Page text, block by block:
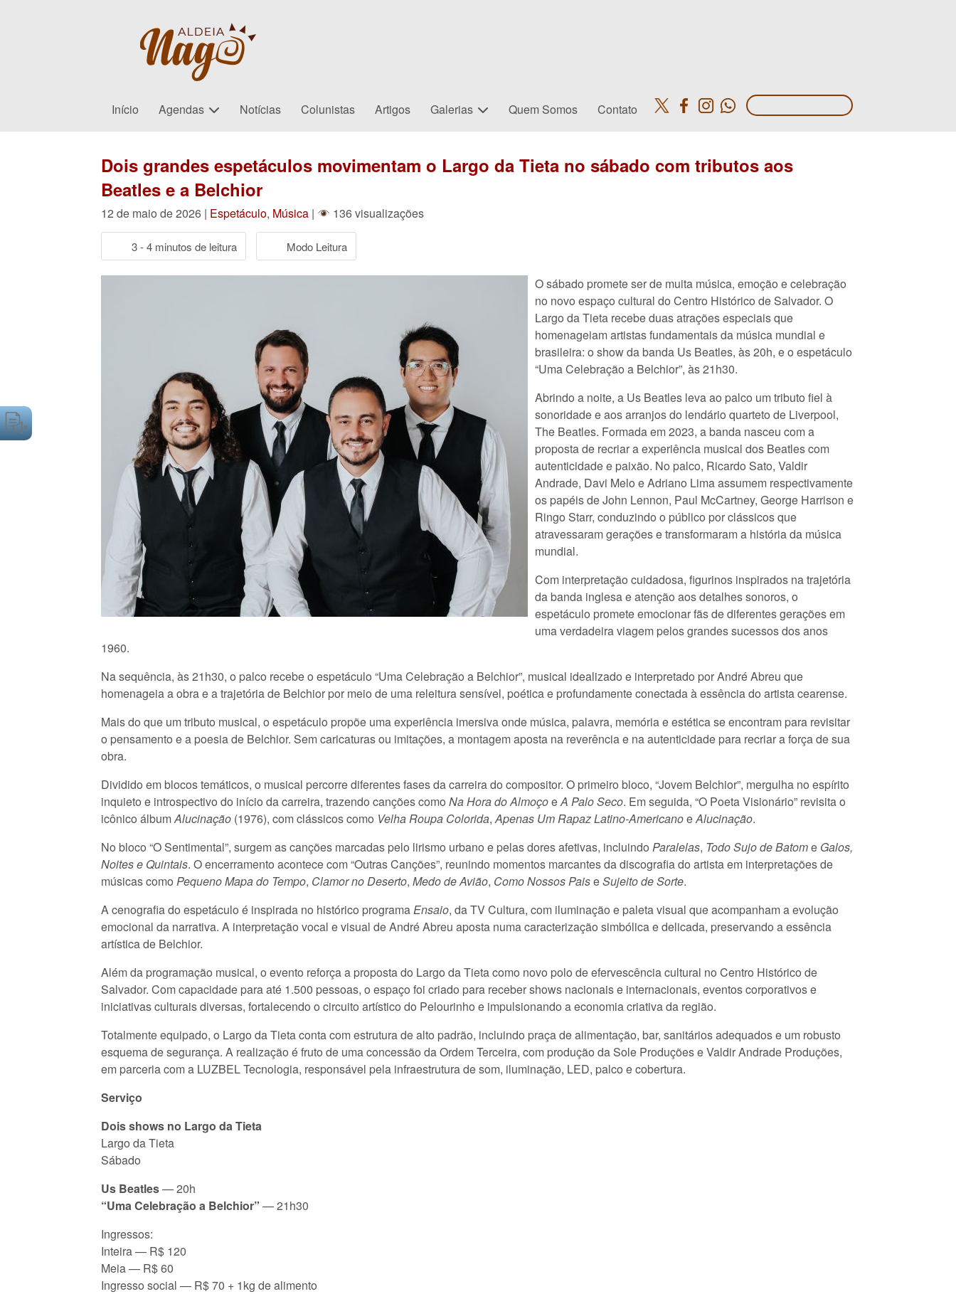
Início Agendas Notícias Colunistas Artigos Galerias Quem Somos Contato
Dois grandes espetáculos movimentam o Largo da Tieta no sábado com tributos aos
Beatles e a Belchior
12 de maio de 2026 | Espetáculo, Música | 136 visualizações
3 - 4 minutos de leitura Modo Leitura
O sábado promete ser de muita música, emoção e celebração
no novo espaço cultural do Centro Histórico de Salvador. O
Largo da Tieta recebe duas atrações especiais que
homenageiam artistas fundamentais da música mundial e
brasileira: o show da banda Us Beatles, às 20h, e o espetáculo
“Uma Celebração a Belchior”, às 21h30.
Abrindo a noite, a Us Beatles leva ao palco um tributo fiel à
sonoridade e aos arranjos do lendário quarteto de Liverpool,
The Beatles. Formada em 2023, a banda nasceu com a
proposta de recriar a experiência musical dos Beatles com
autenticidade e paixão. No palco, Ricardo Sato, Valdir
Andrade, Davi Melo e Adriano Lima assumem respectivamente
os papéis de John Lennon, Paul McCartney, George Harrison e
Ringo Starr, conduzindo o público por clássicos que
atravessaram gerações e transformaram a história da música
mundial.
Com interpretação cuidadosa, figurinos inspirados na trajetória
da banda inglesa e atenção aos detalhes sonoros, o
espetáculo promete emocionar fãs de diferentes gerações em
uma verdadeira viagem pelos grandes sucessos dos anos
1960.
Na sequência, às 21h30, o palco recebe o espetáculo “Uma Celebração a Belchior”, musical idealizado e interpretado por André Abreu que
homenageia a obra e a trajetória de Belchior por meio de uma releitura sensível, poética e profundamente conectada à essência do artista cearense.
Mais do que um tributo musical, o espetáculo propõe uma experiência imersiva onde música, palavra, memória e estética se encontram para revisitar
o pensamento e a poesia de Belchior. Sem caricaturas ou imitações, a montagem aposta na reverência e na autenticidade para recriar a força de sua
obra.
Dividido em blocos temáticos, o musical percorre diferentes fases da carreira do compositor. O primeiro bloco, “Jovem Belchior”, mergulha no espírito
inquieto e introspectivo do início da carreira, trazendo canções como Na Hora do AlmoçoeA Palo Seco. Em seguida, “O Poeta Visionário” revisita o
icônico álbumAlucinação (1976), com clássicos como Velha Roupa Colorida,Apenas Um Rapaz Latino-AmericanoeAlucinação.
No bloco “O Sentimental”, surgem as canções marcadas pelo lirismo urbano e pelas dores afetivas, incluindo Paralelas, Todo Sujo de Batome Galos,
Noites e Quintais. O encerramento acontece com “Outras Canções”, reunindo momentos marcantes da discografia do artista em interpretações de
músicas como Pequeno Mapa do Tempo, Clamor no Deserto, Medo de Avião, Como Nossos PaiseSujeito de Sorte.
A cenografia do espetáculo é inspirada no histórico programaEnsaio, da TV Cultura, com iluminação e paleta visual que acompanham a evolução
emocional da narrativa. A interpretação vocal e visual de André Abreu aposta numa caracterização simbólica e delicada, preservando a essência
artística de Belchior.
Além da programação musical, o evento reforça a proposta do Largo da Tieta como novo polo de efervescência cultural no Centro Histórico de
Salvador. Com capacidade para até 1.500 pessoas, o espaço foi criado para receber shows nacionais e internacionais, eventos corporativos e
iniciativas culturais diversas, fortalecendo o circuito artístico do Pelourinho e impulsionando a economia criativa da região.
Totalmente equipado, o Largo da Tieta conta com estrutura de alto padrão, incluindo praça de alimentação, bar, sanitários adequados e um robusto
esquema de segurança. A realização é fruto de uma concessão da Ordem Terceira, com produção da Sole Produções e Valdir Andrade Produções,
em parceria com a LUZBEL Tecnologia, responsável pela infraestrutura de som, iluminação, LED, palco e cobertura.
Serviço
Dois shows no Largo da Tieta
Largo da Tieta
Sábado
Us Beatles— 20h
“Uma Celebração a Belchior” — 21h30
Ingressos:
Inteira — R$ 120
Meia — R$ 60
Ingresso social — R$ 70 + 1kg de alimento